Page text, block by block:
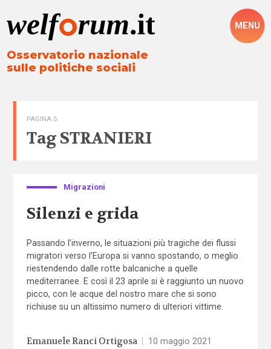
Osservatorio nazionale
sulle politiche sociali
MENU
PAGINA 5
Tag STRANIERI
Migrazioni
Silenzi e grida
Passando l’inverno, le situazioni più tragiche dei flussi
migratori verso l’Europa si vanno spostando, o meglio
riestendendo dalle rotte balcaniche a quelle
mediterranee. E così il 23 aprile si è raggiunto un nuovo
picco, con le acque del nostro mare che si sono
richiuse su un altissimo numero di ulteriori vittime.
Emanuele Ranci Ortigosa 10 maggio 2021